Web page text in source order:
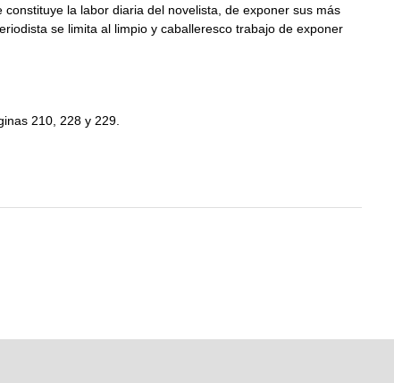
la labor diaria del novelista, de exponer sus más
se limita al limpio y caballeresco trabajo de exponer
210, 228 y 229.